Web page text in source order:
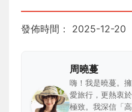
發佈時間： 2025-12-20
周曉蔓
嗨！我是曉蔓。
愛旅行，更熱衷
極致。我深信「